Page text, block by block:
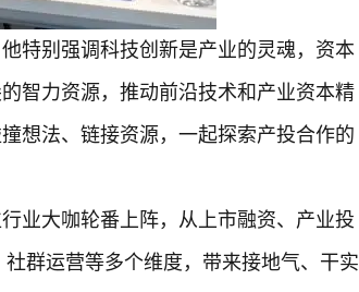
特别强调科技创新是产业的灵魂，资本
智力资源，推动前沿技术和产业资本精
想法、链接资源，一起探索产投合作的
业大咖轮番上阵，从上市融资、产业投
群运营等多个维度，带来接地气、干实